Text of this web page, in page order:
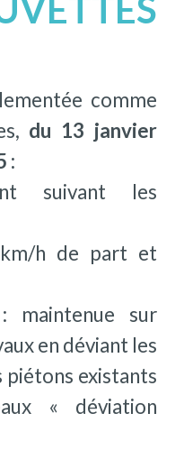
comme
du 13 janvier
:
suivant les
h de part et
maintenue sur
en déviant les
piétons existants
« déviation